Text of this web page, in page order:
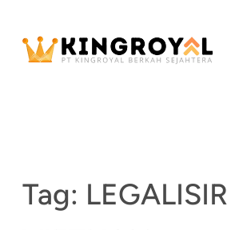
content
Tag: LEGALISIR